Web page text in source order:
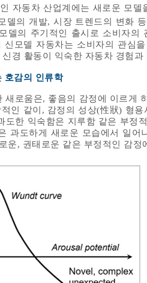
자동차 산업계에는 새로운 모
델의 개발, 시장 트렌드의 변화
델의 주기적인 출시로 소비자의
신모델 자동차는 소비자의 관심
경 활동이 익숙한 자동차 경험
호감의 인류학
새로움은, 좋음의 감정에 이르게
인 같이, 감정의 성상(性狀) 형
도한 익숙함은 지루함 같은 부정
과도하게 새로운 모습에서 일
운, 권태로운 같은 부정적인 감정